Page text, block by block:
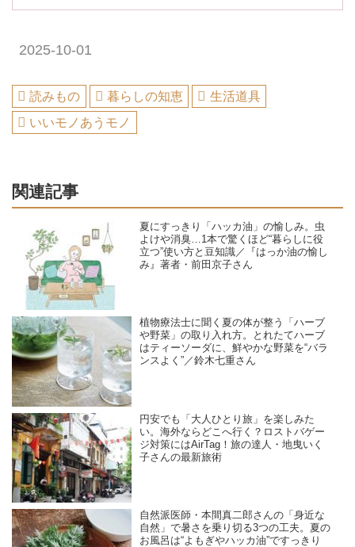
2025-10-01
読みもの 暮らしの知恵
生活道具
いいモノあうモノ
関連記事
夏にすっきり「ハッカ油」の愉しみ。虫
よけや消臭…1本で驚くほど“暮らしに役
立つ”使い方と豆知識／『はっか油の愉し
み』著者・前田京子さん
植物療法士に聞く夏の体が整う「ハーブ
や野菜」の取り入れ方。とれたてハーブ
はティーソーダに、鮮やかな野菜を“バラ
ンスよく”／鈴木七重さん
円安でも「大人ひとり旅」を楽しみた
い。海外ならどこへ行く？ロストバゲー
ジ対策にはAirTag！旅の達人・地曳いく
子さんの最新旅術
自然派医師・本間真二郎さんの「身近な
自然」で暑さを乗り切る3つの工夫。夏の
お風呂は“よもぎやハッカ油”ですっきり